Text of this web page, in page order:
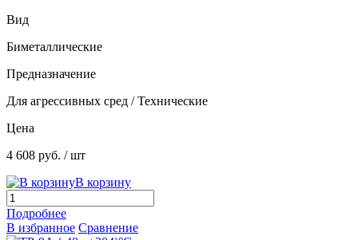
Вид
Биметаллические
Предназначение
Для агрессивных сред / Технические
Цена
4 608 руб. / шт
В корзину
Подробнее
В избранное Сравнение